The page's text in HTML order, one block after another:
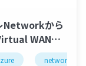
Networkから
WAN移
題事例あれこ
network